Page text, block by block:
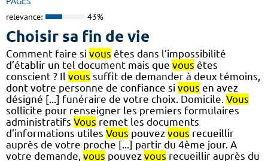
relevance: 43%
Choisir sa fin de vie
Comment faire si vous êtes dans l’impossibilité
d’établir un tel document mais que vous êtes
conscient ? Il vous suffit de demander à deux témoins,
dont votre personne de confiance si vous en avez
désigné [...] funéraire de votre choix. Domicile. Vous
sollicite pour renseigner les premiers formulaires
administratifs Vous remet les documents
d’informations utiles Vous pouvez vous recueillir
auprès de votre proche [...] partir du 4ème jour. A
votre demande, vous pouvez vous recueillir auprès du